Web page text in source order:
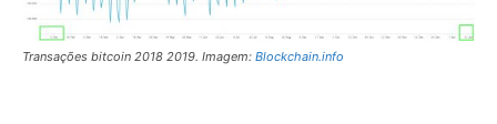
Transações bitcoin 2018 2019. Imagem: Blockchain.info